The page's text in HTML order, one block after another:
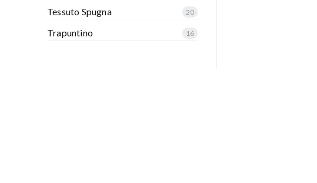
Tessuto Spugna 20
Trapuntino 16